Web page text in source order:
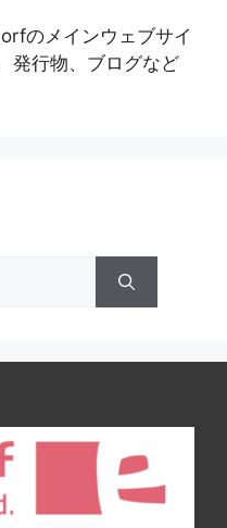
のメインウェブサイ
発行物、ブログなど